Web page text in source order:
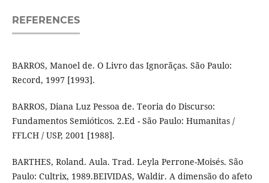
REFERENCES
BARROS, Manoel de. O Livro das Ignorãças. São Paulo:
Record, 1997 [1993].
BARROS, Diana Luz Pessoa de. Teoria do Discurso:
Fundamentos Semióticos. 2.Ed - São Paulo: Humanitas /
FFLCH / USP, 2001 [1988].
BARTHES, Roland. Aula. Trad. Leyla Perrone-Moisés. São
Paulo: Cultrix, 1989.BEIVIDAS, Waldir. A dimensão do afeto